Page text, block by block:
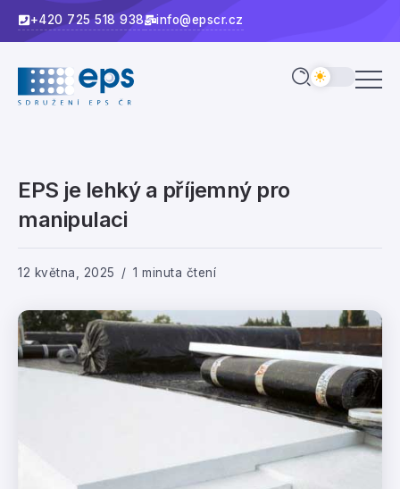
+420 725 518 938 info@epscr.cz
EPS je lehký a příjemný pro
manipulaci
12 května, 2025 1 minuta čtení